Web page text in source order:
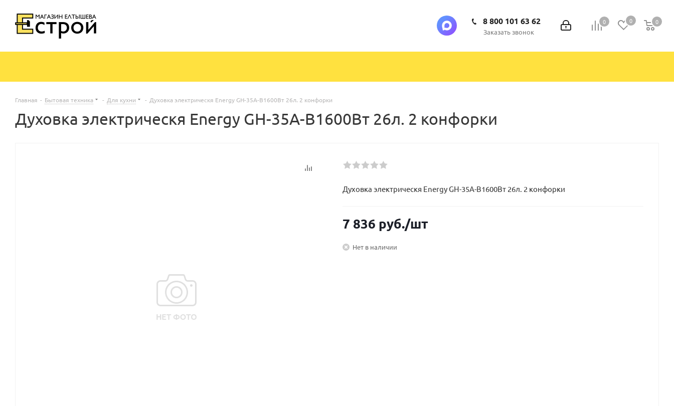
0 0 0
0
8 800 101 63 62
Заказать звонок
Главная - Бытовая техника - Для кухни - Духовка электрическя Energy GH-35A-B1600Вт 26л. 2 конфорки
Духовка электрическя Energy GH-35A-B1600Вт 26л. 2 конфорки
Духовка электрическя Energy GH-35A-B1600Вт 26л. 2 конфорки
7 836 руб./шт
Нет в наличии